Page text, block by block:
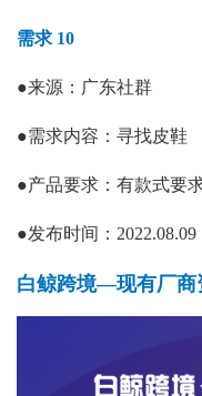
需求 10
●来源：广东社群
●需求内容： 寻找皮鞋
●产品要求： 有款式要
●发布时间： 2022.08.09
白鲸跨境—现有厂商